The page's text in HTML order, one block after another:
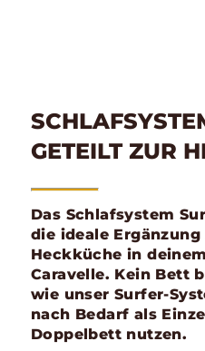
GETEILT ZUR
Das Schlafsystem
die ideale Ergänzung
Heckküche in
Caravelle. Kein Bett
wie unser Surfer-
nach Bedarf als
Doppelbett nutzen.